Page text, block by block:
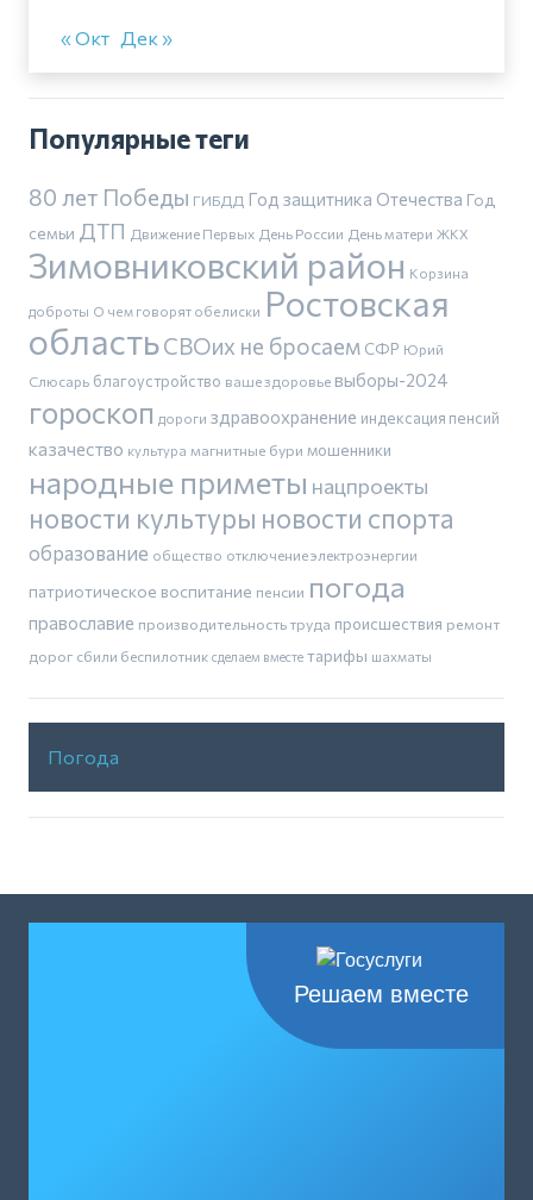
« Окт Дек »
Популярные теги
80 лет Победы ГИБДД Год защитника Отечества Год
семьи ДТП Движение Первых День России День матери ЖКХ
Зимовниковский район Корзина
доброты О чем говорят обелиски Ростовская
областьСВОих не бросаем СФР Юрий
Слюсарь благоустройство ваше здоровье выборы-2024
гороскоп дороги здравоохранение индексация пенсий
казачество культура магнитные бури мошенники
народные приметы нацпроекты
новости культуры новости спорта
образование общество отключение электроэнергии
патриотическое воспитание пенсии погода
православие производительность труда происшествия ремонт
дорог сбили беспилотник сделаем вместе тарифы шахматы
Погода
Решаем вместе